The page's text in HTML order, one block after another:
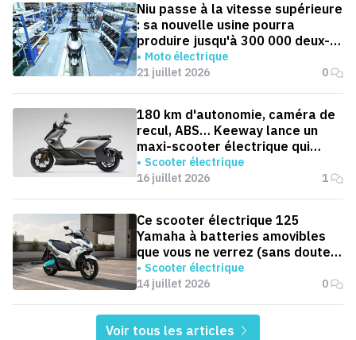
Niu passe à la vitesse supérieure
: sa nouvelle usine pourra
produire jusqu'à 300 000 deux-
roues électriques par an
Moto électrique
21 juillet 2026
0
180 km d'autonomie, caméra de
recul, ABS… Keeway lance un
maxi-scooter électrique qui
défie le BMW CE 04
Scooter électrique
16 juillet 2026
1
Ce scooter électrique 125
Yamaha à batteries amovibles
que vous ne verrez (sans doute)
jamais en Europe
Scooter électrique
14 juillet 2026
0
Voir tous les articles